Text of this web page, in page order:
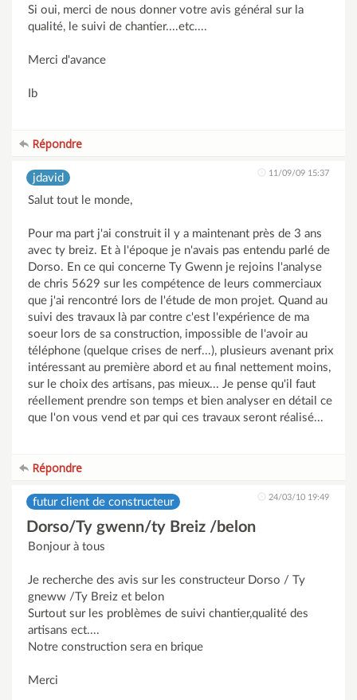
Si oui, merci de nous donner votre avis général sur la
qualité, le suivi de chantier....etc....
Merci d'avance
Ib
Répondre
jdavid 11/09/09 15:37
Salut tout le monde,
Pour ma part j'ai construit il y a maintenant près de 3 ans
avec ty breiz. Et à l'époque je n'avais pas entendu parlé de
Dorso. En ce qui concerne Ty Gwenn je rejoins l'analyse
de chris 5629 sur les compétence de leurs commerciaux
que j'ai rencontré lors de l'étude de mon projet. Quand au
suivi des travaux là par contre c'est l'expérience de ma
soeur lors de sa construction, impossible de l'avoir au
téléphone (quelque crises de nerf...), plusieurs avenant prix
intéressant au première abord et au final nettement moins,
sur le choix des artisans, pas mieux... Je pense qu'il faut
réellement prendre son temps et bien analyser en détail ce
que l'on vous vend et par qui ces travaux seront réalisé...
Répondre
futur client de constructeur 24/03/10 19:49
Dorso/Ty gwenn/ty Breiz /belon
Bonjour à tous
Je recherche des avis sur les constructeur Dorso / Ty
gneww /Ty Breiz et belon
Surtout sur les problèmes de suivi chantier,qualité des
artisans ect....
Notre construction sera en brique
Merci